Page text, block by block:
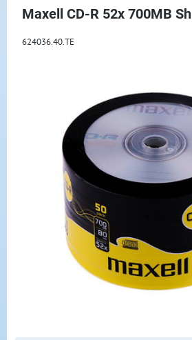
Maxell CD-R 52x 700MB
624036.40.TE